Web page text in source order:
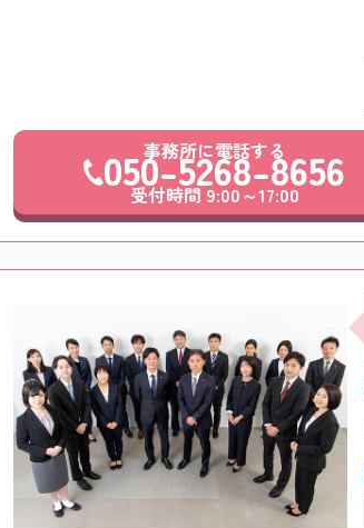
事務所に電話する
050-5268-8656
受付時間 9:00～17:00